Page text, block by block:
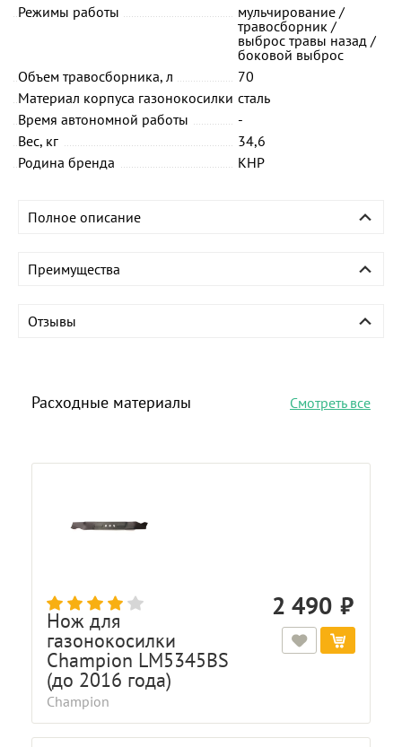
Режимы работы
мульчирование /
травосборник /
выброс травы назад /
боковой выброс
Объем травосборника, л
70
Материал корпуса газонокосилки сталь
Время автономной работы
-
Вес, кг
34,6
Родина бренда
КНР
Полное описание
Преимущества
Отзывы
Расходные материалы Смотреть все
Нож для
газонокосилки
Champion LM5345BS
(до 2016 года)
Champion
2 490